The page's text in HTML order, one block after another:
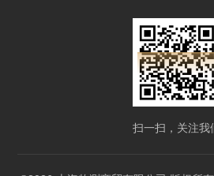
扫一扫，关注我